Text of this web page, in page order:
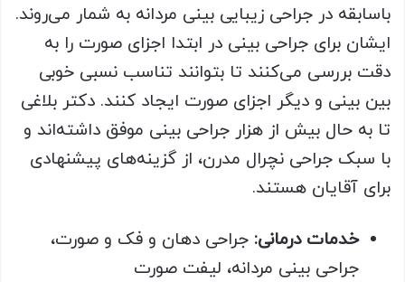
باسابقه در جراحی زیبایی بینی مردانه به شمار می‌روند.
ایشان برای جراحی بینی در ابتدا اجزای صورت را به
دقت بررسی می‌کنند تا بتوانند تناسب نسبی خوبی
بین بینی و دیگر اجزای صورت ایجاد کنند. دکتر بلاغی
تا به حال بیش از هزار جراحی بینی موفق داشته‌اند و
با سبک جراحی نچرال مدرن، از گزینه‌های پیشنهادی
برای آقایان هستند.
خدمات درمانی: جراحی دهان و فک و صورت،
جراحی بینی مردانه، لیفت صورت